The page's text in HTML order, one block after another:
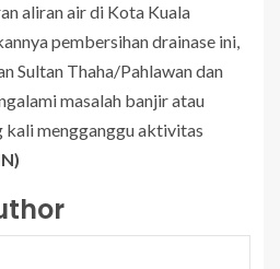
aliran air di Kota Kuala
pembersihan drainase ini,
Sultan Thaha/Pahlawan dan
masalah banjir atau
kali mengganggu aktivitas